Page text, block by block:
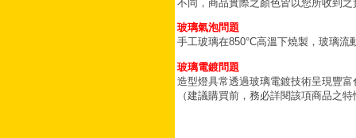
不同，商品實際之顏色皆以您所收到之
玻璃氣泡問題
手工玻璃在850°C高溫下燒製，玻璃
玻璃電鍍問題
造型燈具常透過玻璃電鍍技術呈現豐
（建議購買前，務必詳閱該項商品之